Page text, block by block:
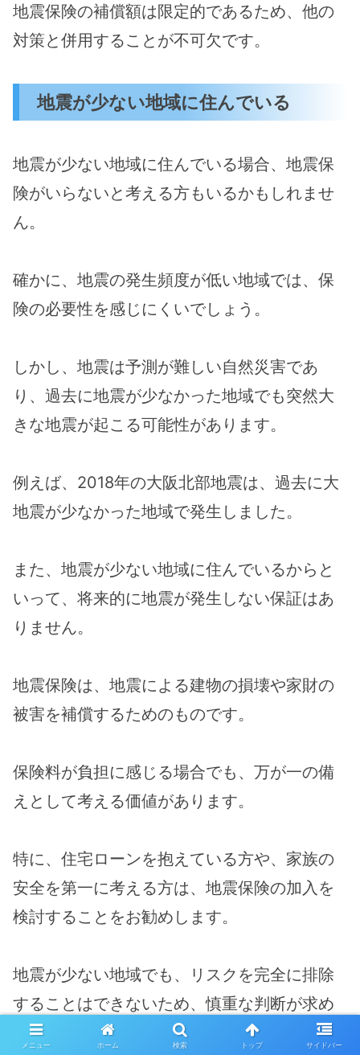
地震保険の補償額は限定的であるため、他の
対策と併用することが不可欠です。
地震が少ない地域に住んでいる
地震が少ない地域に住んでいる場合、地震保
険がいらないと考える方もいるかもしれませ
ん。
確かに、地震の発生頻度が低い地域では、保
険の必要性を感じにくいでしょう。
しかし、地震は予測が難しい自然災害であ
り、過去に地震が少なかった地域でも突然大
きな地震が起こる可能性があります。
例えば、2018年の大阪北部地震は、過去に大
地震が少なかった地域で発生しました。
また、地震が少ない地域に住んでいるからと
いって、将来的に地震が発生しない保証はあ
りません。
地震保険は、地震による建物の損壊や家財の
被害を補償するためのものです。
保険料が負担に感じる場合でも、万が一の備
えとして考える価値があります。
特に、住宅ローンを抱えている方や、家族の
安全を第一に考える方は、地震保険の加入を
検討することをお勧めします。
地震が少ない地域でも、リスクを完全に排除
することはできないため、慎重な判断が求め
られます。
メニュー ホーム 検索 トップ サイドバー